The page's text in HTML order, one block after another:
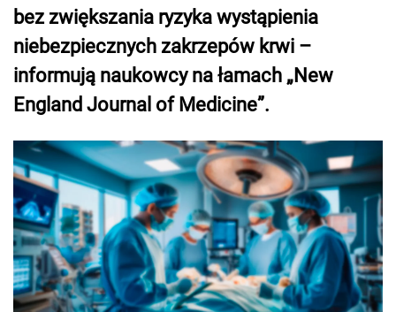
bez zwiększania ryzyka wystąpienia
niebezpiecznych zakrzepów krwi –
informują naukowcy na łamach „New
England Journal of Medicine”.